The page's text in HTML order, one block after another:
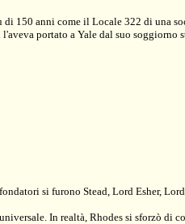
anni come il Locale 322 di una
portato a Yale dal suo
si furono Stead, Lord Esher,
In realtà, Rhodes si sforzò